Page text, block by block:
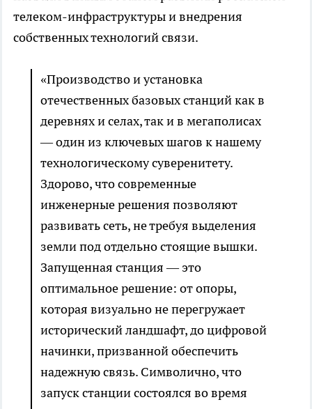
телеком-инфраструктуры и внедрения
собственных технологий связи.
«Производство и установка
отечественных базовых станций как в
деревнях и селах, так и в мегаполисах
— один из ключевых шагов к нашему
технологическому суверенитету.
Здорово, что современные
инженерные решения позволяют
развивать сеть, не требуя выделения
земли под отдельно стоящие вышки.
Запущенная станция — это
оптимальное решение: от опоры,
которая визуально не перегружает
исторический ландшафт, до цифровой
начинки, призванной обеспечить
надежную связь. Символично, что
запуск станции состоялся во время